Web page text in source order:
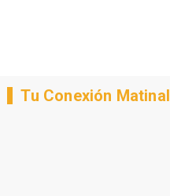
Tu Conexión Matinal